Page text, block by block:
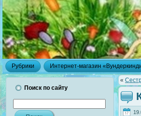
Рубрики Интернет-магазин
Поиск по сайту
«